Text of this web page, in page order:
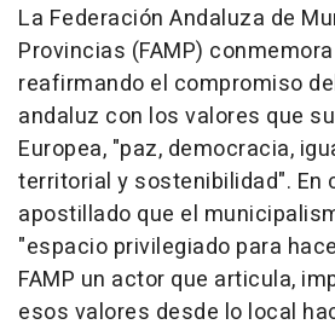
La Federación Andaluza de
Provincias (FAMP)
reafirmando el compromiso
andaluz con los valores que
Europea, "paz, democracia,
territorial y sostenibilidad". En
apostillado que el
"espacio privilegiado para
FAMP un actor que articula,
esos valores desde lo local